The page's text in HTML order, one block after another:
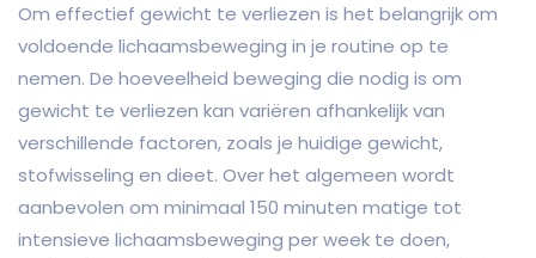
Om effectief gewicht te verliezen is het belangrijk om
voldoende lichaamsbeweging in je routine op te
nemen. De hoeveelheid beweging die nodig is om
gewicht te verliezen kan variëren afhankelijk van
verschillende factoren, zoals je huidige gewicht,
stofwisseling en dieet. Over het algemeen wordt
aanbevolen om minimaal 150 minuten matige tot
intensieve lichaamsbeweging per week te doen,